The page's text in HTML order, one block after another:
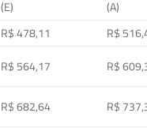
(E)
(A)
R$ 478,11
R$
R$ 564,17
R$
R$ 682,64
R$